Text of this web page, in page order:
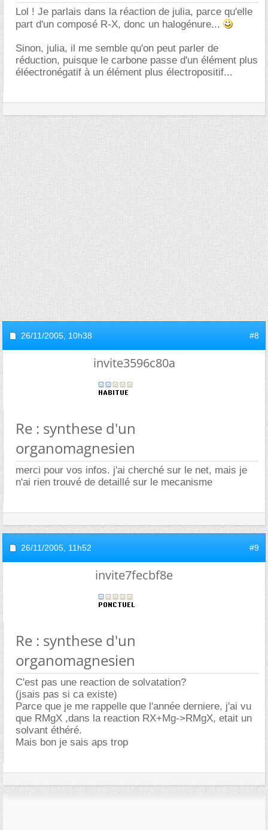
Lol ! Je parlais dans la réaction de julia, parce qu'elle
part d'un composé R-X, donc un halogénure...
Sinon, julia, il me semble qu'on peut parler de
réduction, puisque le carbone passe d'un élément plus
éléectronégatif à un élément plus électropositif...
26/11/2005, 10h38 #8
invite3596c80a
Re : synthese d'un
organomagnesien
merci pour vos infos. j'ai cherché sur le net, mais je
n'ai rien trouvé de detaillé sur le mecanisme
26/11/2005, 11h52 #9
invite7fecbf8e
Re : synthese d'un
organomagnesien
C'est pas une reaction de solvatation?
(jsais pas si ca existe)
Parce que je me rappelle que l'année derniere, j'ai vu
que RMgX ,dans la reaction RX+Mg->RMgX, etait un
solvant éthéré.
Mais bon je sais aps trop